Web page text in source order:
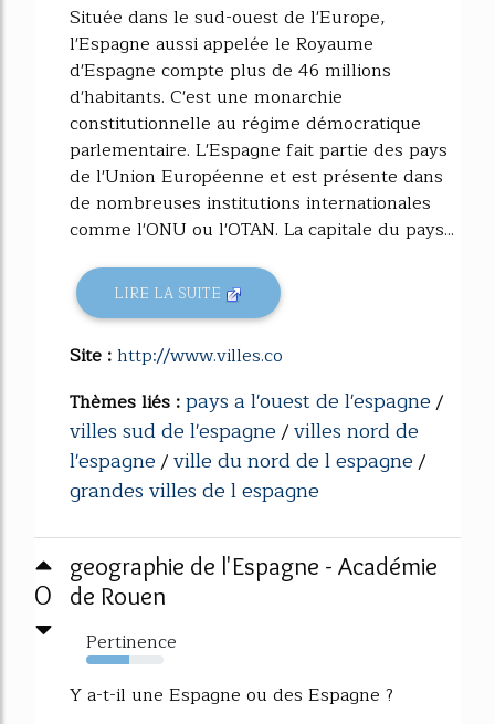
Située dans le sud-ouest de l'Europe,
l'Espagne aussi appelée le Royaume
d'Espagne compte plus de 46 millions
d'habitants. C'est une monarchie
constitutionnelle au régime démocratique
parlementaire. L'Espagne fait partie des pays
de l'Union Européenne et est présente dans
de nombreuses institutions internationales
comme l'ONU ou l'OTAN. La capitale du pays...
LIRE LA SUITE
Site :http://www.villes.co
Thèmes liés :pays a l'ouest de l'espagne/
villes sud de l'espagne/villes nord de
l'espagne/ville du nord de l espagne/
grandes villes de l espagne
0
geographie de l'Espagne - Académie
de Rouen
Pertinence
55%
Y a-t-il une Espagne ou des Espagne ?